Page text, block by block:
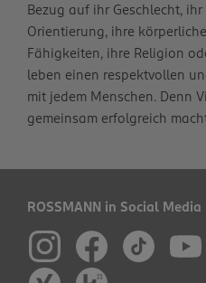
Bezug auf ihr Geschlecht,
Orientierung, ihre
Fähigkeiten, ihre Religion
leben einen respektvollen
mit jedem Menschen. Denn
gemeinsam erfolgreich
ROSSMANN in Social Media